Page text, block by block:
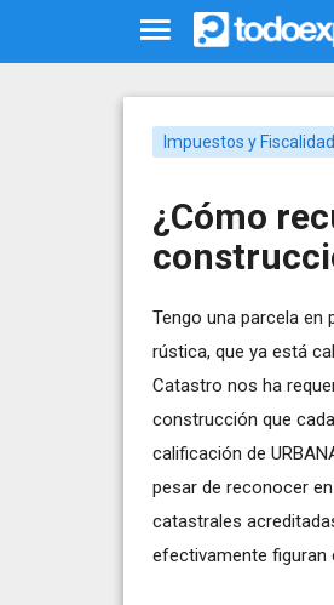
Impuestos y Fiscalidad
¿Cómo
Tengo una parcela en
rústica, que ya está
Catastro nos ha
construcción que
calificación de
pesar de reconocer
catastrales
efectivamente figuran